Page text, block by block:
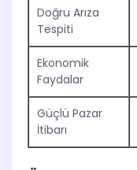
Doğru Arıza
Tespiti
Ekonomik
Faydalar
Güçlü Pazar
İtibarı